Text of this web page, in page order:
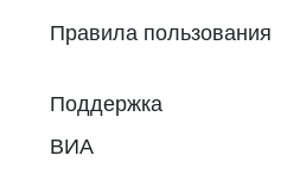
Правила пользования
Поддержка
ВИА